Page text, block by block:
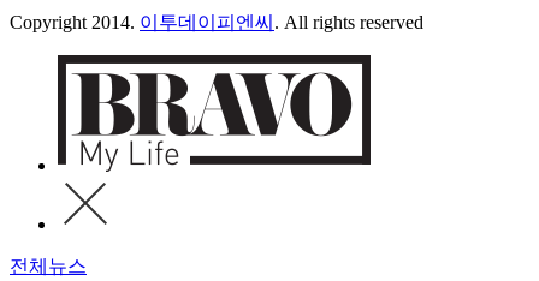
Copyright 2014. 이투데이피엔씨 . All rights reserved
전체뉴스